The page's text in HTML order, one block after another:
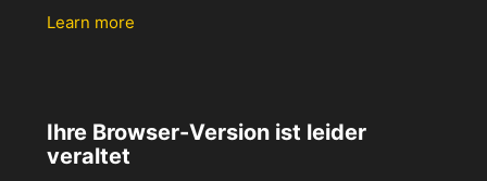
Learn more
Ihre Browser-Version ist leider
veraltet